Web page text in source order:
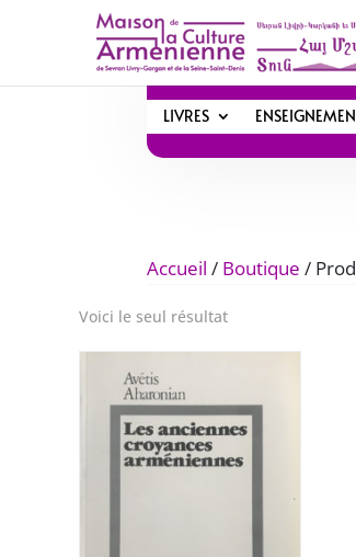
LIVRES
Accueil / Boutique /
Voici le seul résultat